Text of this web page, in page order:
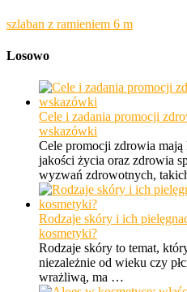
szlaban z ramieniem 6 m
Losowo
Cele i zadania promocji
wskazówki
Cele promocji zdrowia
jakości życia oraz zdrowia
wyzwań zdrowotnych,
Rodzaje skóry i ich
kosmetyki?
Rodzaje skóry to temat,
niezależnie od wieku czy
wrażliwą, ma …